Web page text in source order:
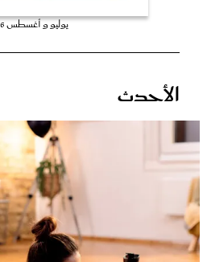
يوليو و أغسطس 2026
الأحدث
غلاف رفمي